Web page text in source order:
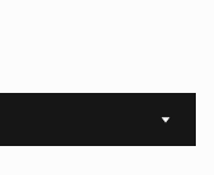
Sort